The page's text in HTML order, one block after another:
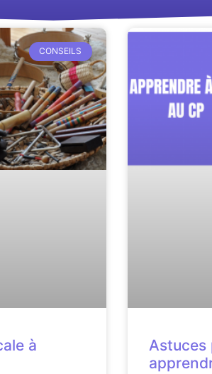
CONSEILS
à
Astuces